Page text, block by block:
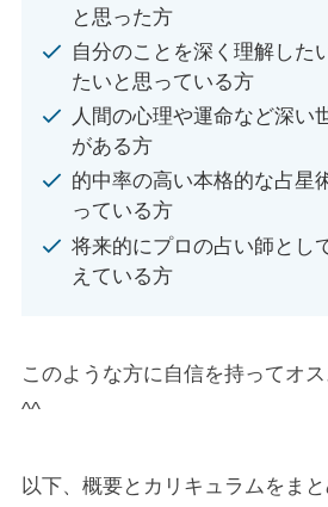
と思った方
自分のことを深く理解した
たいと思っている方
人間の心理や運命など深い
がある方
的中率の高い本格的な占星
っている方
将来的にプロの占い師とし
えている方
このような方に自信を持ってオ
^^
以下、概要とカリキュラムをま